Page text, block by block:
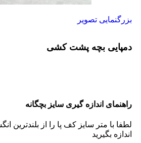
بزرگنمایی تصویر
دمپایی بچه پشت کشی
راهنمای اندازه گیری سایز بچگانه
لطفا با متر سایز کف پا را از بلندترین
اندازه بگیرید